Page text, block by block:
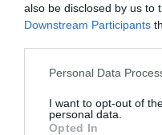
also be disclosed by us to
Downstream Participants
Personal Data
I want to opt-out of
personal data.
Opted In